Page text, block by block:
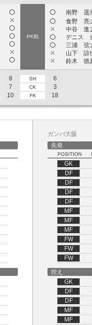
PK戦
南野 遥
食野 亮
中谷 進
デニス
三浦 弦
山下 諒
鈴木 徳
8 SH
6
7
CK
3
10
FK 18
ガンバ大阪
先発
POSITION
GK
DF
DF
DF
DF
MF
MF
MF
FW
FW
FW
控え
GK
DF
DF
MF
MF